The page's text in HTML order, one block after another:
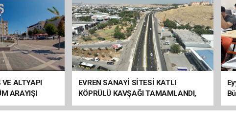
VE ALTYAPI
ARAYIŞI
EVREN SANAYİ SİTESİ KATLI
KÖPRÜLÜ KAVŞAĞI TAMAMLANDI,
ARAÇ GEÇİŞLERİ BAŞLADI